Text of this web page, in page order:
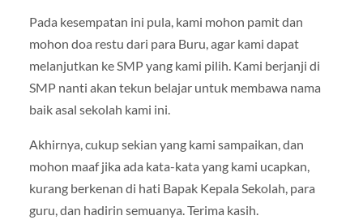
Pada kesempatan ini pula, kami mohon pamit dan
mohon doa restu dari para Buru, agar kami dapat
melanjutkan ke SMP yang kami pilih. Kami berjanji di
SMP nanti akan tekun belajar untuk membawa nama
baik asal sekolah kami ini.
Akhirnya, cukup sekian yang kami sampaikan, dan
mohon maaf jika ada kata-kata yang kami ucapkan,
kurang berkenan di hati Bapak Kepala Sekolah, para
guru, dan hadirin semuanya. Terima kasih.